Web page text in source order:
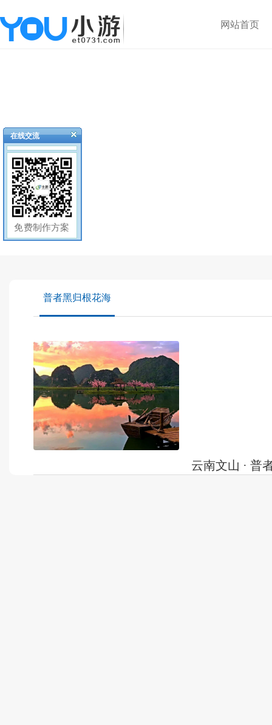
网站首页
普者黑归根花海
云南文山 · 普
在线交流
免费制作方案